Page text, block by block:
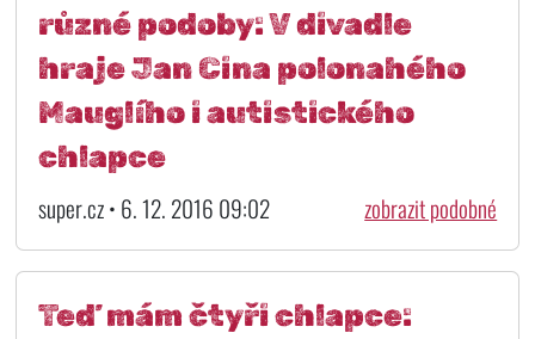
různé podoby: V divadle
hraje Jan Cina polonahého
Mauglího i autistického
chlapce
super.cz • 6. 12. 2016 09:02 zobrazit podobné
Teď mám čtyři chlapce: